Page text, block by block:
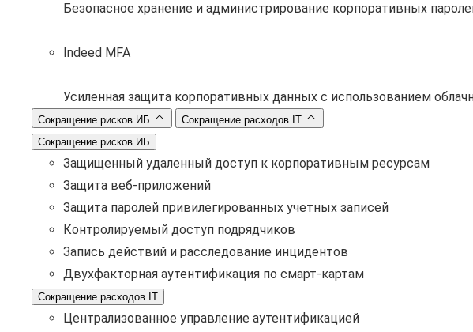
Безопасное хранение и администрирование корпоративных
Indeed MFA
Усиленная защита корпоративных данных с использованием
Сокращение рисков ИБ
Сокращение расходов IT
Сокращение рисков ИБ
Защищенный удаленный доступ к корпоративным ресурсам
Защита веб-приложений
Защита паролей привилегированных учетных записей
Контролируемый доступ подрядчиков
Запись действий и расследование инцидентов
Двухфакторная аутентификация по смарт-картам
Сокращение расходов IT
Централизованное управление аутентификацией